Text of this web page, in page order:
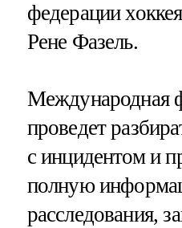
федерации
Рене Фазель.
Международная
проведет
с инцидентом и
полную
расследования,